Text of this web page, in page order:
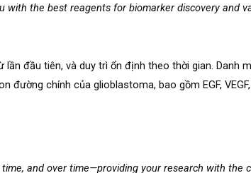
the best reagents for biomarker discovery and
đầu tiên, và duy trì ổn định theo thời gian. Danh
chính của glioblastoma, bao gồm EGF, VEGF,
and over time—providing your research with the